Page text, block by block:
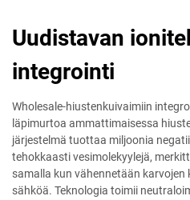
Uudistavan
integrointi
Wholesale-hiustenkuivaimiin
läpimurtoa ammattimaisessa
järjestelmä tuottaa miljoonia
tehokkaasti vesimolekyylejä,
samalla kun vähennetään
sähköä. Teknologia toimii